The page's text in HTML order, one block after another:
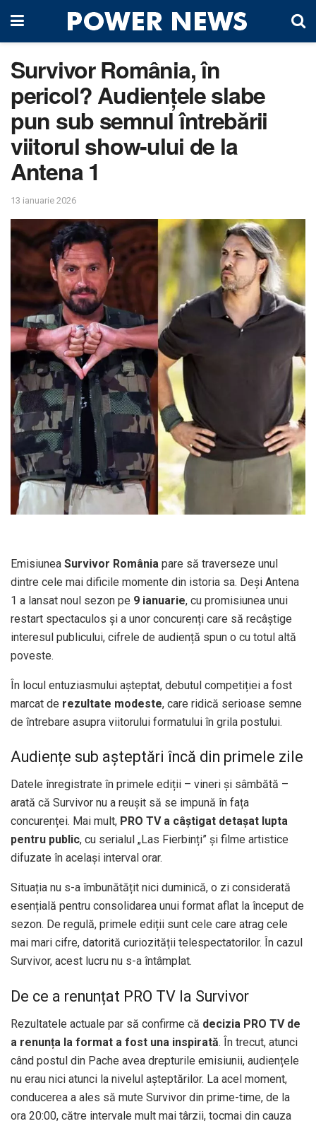
Survivor România, în
pericol? Audiențele slabe
pun sub semnul întrebării
viitorul show-ului de la
Antena 1
13 ianuarie 2026
Emisiunea Survivor România pare să traverseze unul
dintre cele mai dificile momente din istoria sa. Deși Antena
1 a lansat noul sezon pe 9 ianuarie, cu promisiunea unui
restart spectaculos și a unor concurenți care să recâștige
interesul publicului, cifrele de audiență spun o cu totul altă
poveste.
În locul entuziasmului așteptat, debutul competiției a fost
marcat de rezultate modeste, care ridică serioase semne
de întrebare asupra viitorului formatului în grila postului.
Audiențe sub așteptări încă din primele zile
Datele înregistrate în primele ediții – vineri și sâmbătă –
arată că Survivor nu a reușit să se impună în fața
concurenței. Mai mult, PRO TV a câștigat detașat lupta
pentru public, cu serialul „Las Fierbinți” și filme artistice
difuzate în același interval orar.
Situația nu s-a îmbunătățit nici duminică, o zi considerată
esențială pentru consolidarea unui format aflat la început de
sezon. De regulă, primele ediții sunt cele care atrag cele
mai mari cifre, datorită curiozității telespectatorilor. În cazul
Survivor, acest lucru nu s-a întâmplat.
De ce a renunțat PRO TV la Survivor
Rezultatele actuale par să confirme că decizia PRO TV de
a renunța la format a fost una inspirată. În trecut, atunci
când postul din Pache avea drepturile emisiunii, audiențele
nu erau nici atunci la nivelul așteptărilor. La acel moment,
conducerea a ales să mute Survivor din prime-time, de la
ora 20:00, către intervale mult mai târzii, tocmai din cauza